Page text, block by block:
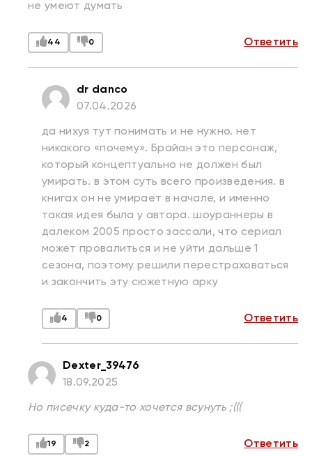
не умеют думать
44 0 Ответить
dr danco
07.04.2026
да нихуя тут понимать и не нужно. нет
никакого «почему». Брайан это персонаж,
который концептуально не должен был
умирать. в этом суть всего произведения. в
книгах он не умирает в начале, и именно
такая идея была у автора. шоураннеры в
далеком 2005 просто зассали, что сериал
может провалиться и не уйти дальше 1
сезона, поэтому решили перестраховаться
и закончить эту сюжетную арку
4 0 Ответить
Dexter_39476
18.09.2025
Но писечку куда-то хочется всунуть ;(((
19 2 Ответить